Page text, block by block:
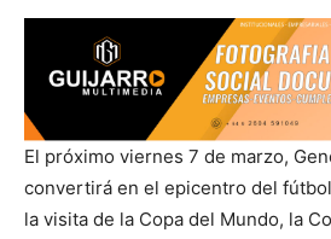
El próximo viernes 7 de marzo,
convertirá en el epicentro del
la visita de la Copa del Mundo, la